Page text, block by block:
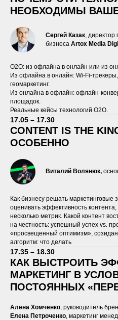
НЕОБХОДИМЫ
Сергей Казак ,
бизнеса Artox Media
О2О: из офлайна в онлайн или из
Из офлайна в онлайн: Wi-Fi-
геомаркетинг.
Из онлайна в офлайн: офлайн-
площадок.
Реальные кейсы технологий О2О.
17.05 – 17.30
CONTENT IS THE
ОСОБЕННО
Виталий Волянюк,
Как бизнесу решать маркетинговые
оценивать эффективность
несколько метрик. Какой контент
на честность: успешный успех vs.
«просвещенный оптимизм»,
алгоритм: что делать
17.35 – 18.30
КАК ВЫСТРОИТЬ
МАРКЕТИНГ В
ПОСТОЯННЫХ
Алена Хомченко , руководитель
Елена Петроченко , маркетинг